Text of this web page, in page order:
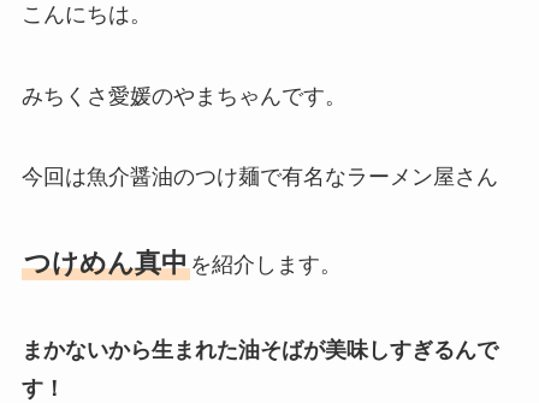
こんにちは。
みちくさ愛媛のやまちゃんです。
今回は魚介醤油のつけ麺で有名なラーメン屋さん
つけめん真中を紹介します。
まかないから生まれた油そばが美味しすぎるんで
す！